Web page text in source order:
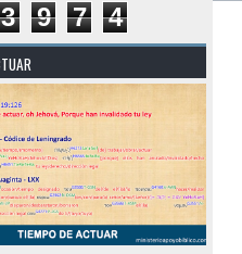
3 9 7 4